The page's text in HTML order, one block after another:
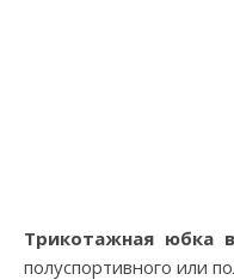
Трикотажная юбка
полуспортивного или